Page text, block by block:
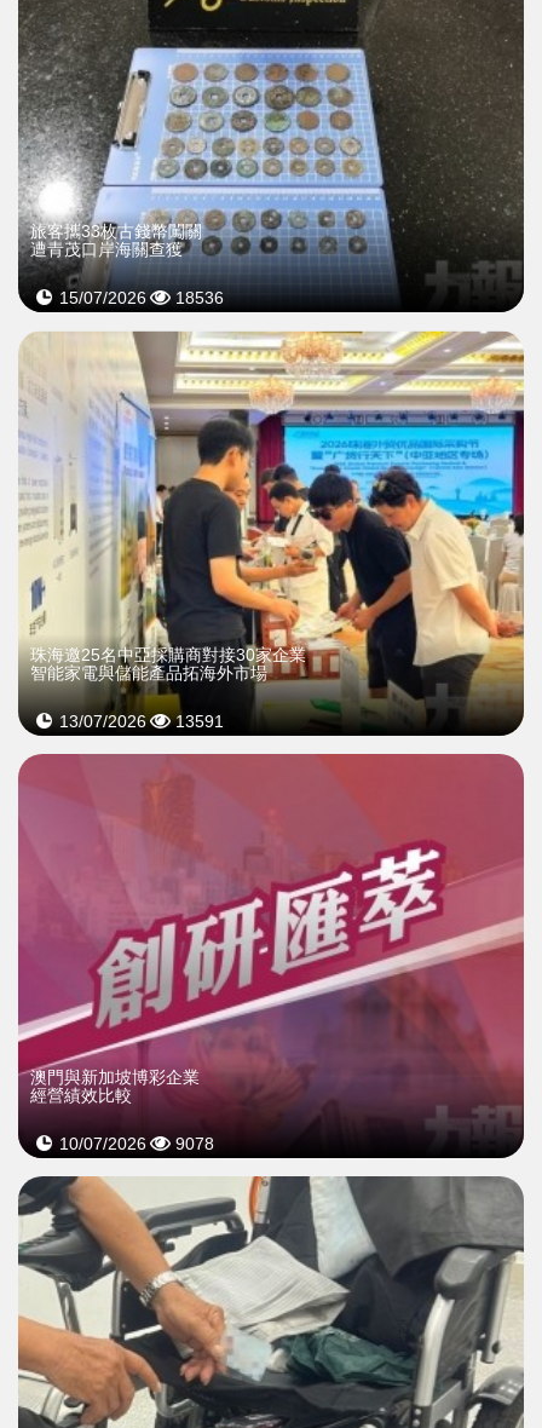
旅客攜33枚古錢幣闖關
遭青茂口岸海關查獲
15/07/2026 18536
珠海邀25名中亞採購商對接30家企業
智能家電與儲能產品拓海外市場
13/07/2026 13591
澳門與新加坡博彩企業
經營績效比較
10/07/2026 9078